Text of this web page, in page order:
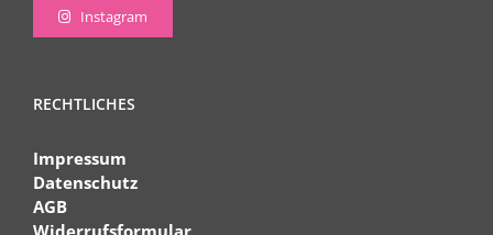
Instagram
RECHTLICHES
Impressum
Datenschutz
AGB